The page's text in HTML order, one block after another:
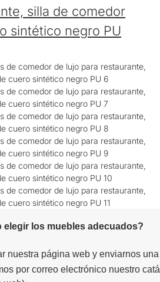
silla de comedor
sintético negro PU
elegir los muebles adecuados?
nuestra página web y enviarnos
por correo electrónico nuestro